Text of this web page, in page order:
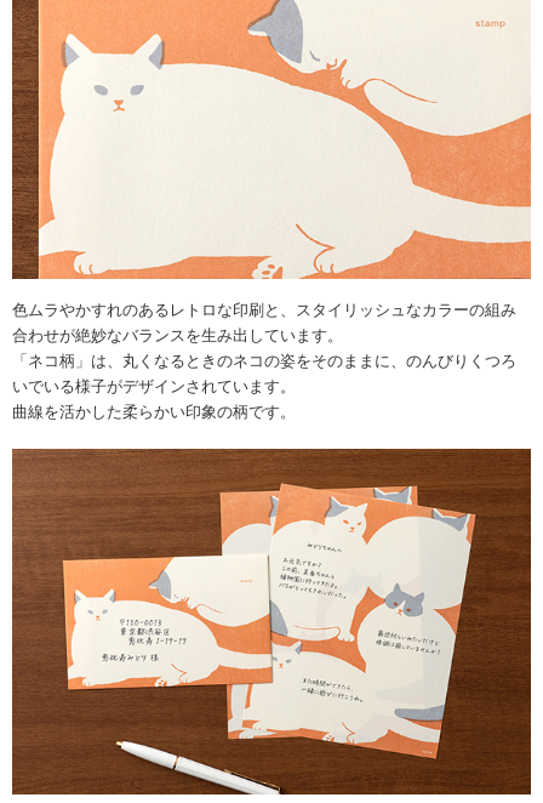
色ムラやかすれのあるレトロな印刷と、スタイリッシュなカラーの組み
合わせが絶妙なバランスを生み出しています。
「ネコ柄」は、丸くなるときのネコの姿をそのままに、のんびりくつろ
いでいる様子がデザインされています。
曲線を活かした柔らかい印象の柄です。